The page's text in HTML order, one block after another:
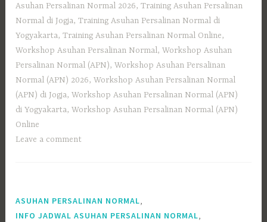
Asuhan Persalinan Normal 2026,Training Asuhan Persalinan
Normal di Jogja,Training Asuhan Persalinan Normal di
Yogyakarta,Training Asuhan Persalinan Normal Online,
Workshop Asuhan Persalinan Normal,Workshop Asuhan
Persalinan Normal (APN),Workshop Asuhan Persalinan
Normal (APN) 2026,Workshop Asuhan Persalinan Normal
(APN) di Jogja,Workshop Asuhan Persalinan Normal (APN)
di Yogyakarta,Workshop Asuhan Persalinan Normal (APN)
Online
Leave a comment
ASUHAN PERSALINAN NORMAL,
INFO JADWAL ASUHAN PERSALINAN NORMAL,